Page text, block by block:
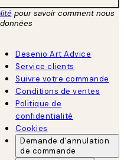
pour savoir comment nous
Desenio Art Advice
Service clients
Suivre votre commande
Conditions de ventes
Politique de
confidentialité
Cookies
Demande d'annulation
de commande